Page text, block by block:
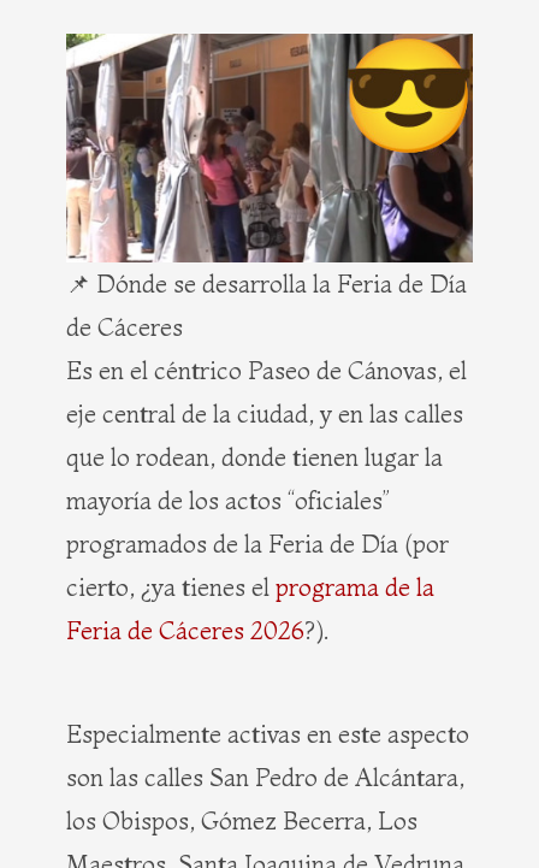
📌 Dónde se desarrolla la Feria de Día
de Cáceres
Es en el céntrico Paseo de Cánovas, el
eje central de la ciudad, y en las calles
que lo rodean, donde tienen lugar la
mayoría de los actos “oficiales”
programados de la Feria de Día (por
cierto, ¿ya tienes el programa de la
Feria de Cáceres 2026?).
Especialmente activas en este aspecto
son las calles San Pedro de Alcántara,
los Obispos, Gómez Becerra, Los